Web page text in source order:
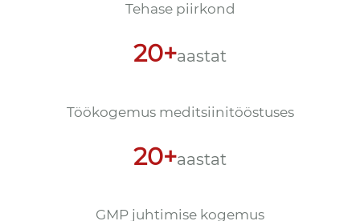
Tehase piirkond
20+aastat
Töökogemus meditsiinitööstuses
20+aastat
GMP juhtimise kogemus